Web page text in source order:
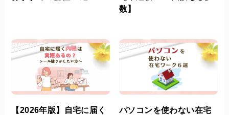
数】
【2026年版】自宅に届く
パソコンを使わない在宅